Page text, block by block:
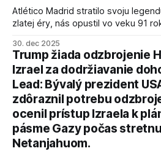
Atlético Madrid stratilo svoju
zlatej éry, nás opustil vo veku 91
30. dec 2025
Trump žiada odzbrojenie
Izrael za dodržiavanie
Lead: Bývalý prezident
zdôraznil potrebu
ocenil prístup Izraela k
pásme Gazy počas
Netanjahuom.